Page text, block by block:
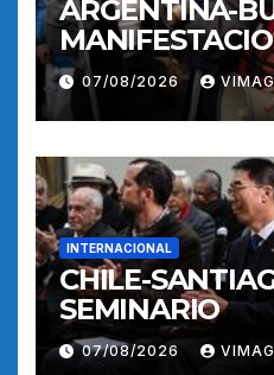
ARGENTINA-
07/08/2026 VIMAG
INTERNACIONAL
CHILE-
SEMINARIO
07/08/2026 VIMAG